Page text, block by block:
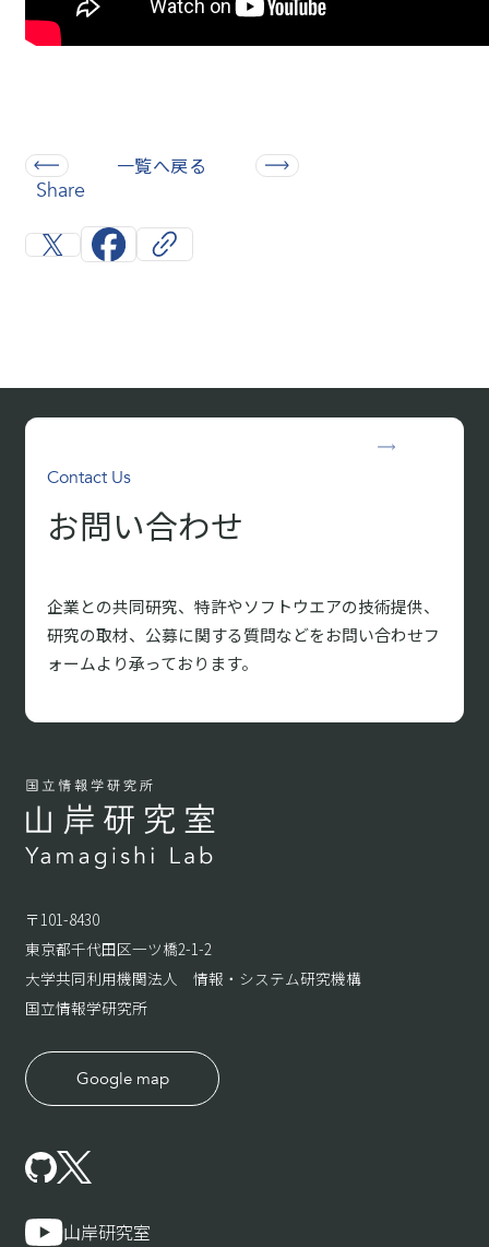
Share
一覧へ戻る
Contact Us
お問い合わせ
企業との共同研究、特許やソフトウエアの技術提供、
研究の取材、 公募に関する質問などをお問い合わせフ
ォームより承っております。
〒101-8430
東京都千代田区一ツ橋2-1-2
大学共同利用機関法人 情報・システム研究機構
国立情報学研究所
Google map
山岸研究室